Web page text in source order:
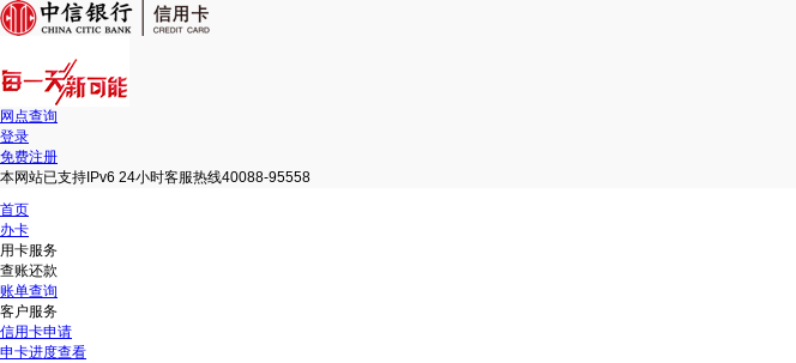
网点查询
登录
免费注册
本网站已支持IPv6 24小时客服热线40088-95558
首页
办卡
用卡服务
查账还款
账单查询
客户服务
信用卡申请
申卡进度查看